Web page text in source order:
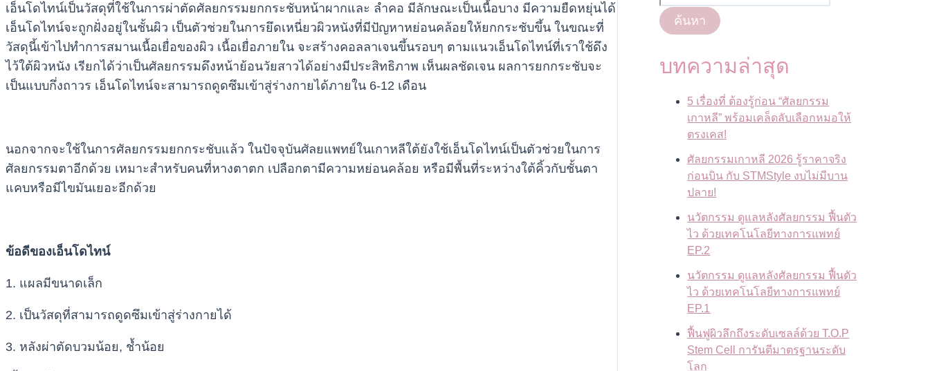
เอ็นโดไทน์เป็นวัสดุที่ใช้ในการผ่าตัดศัลยกรรมยกกระชับหน้าผากและ ลำคอ มีลักษณะเป็นเนื้อบาง มีความยืดหยุ่นได้
เอ็นโดไทน์จะถูกฝั่งอยู่ในชั้นผิว เป็นตัวช่วยในการยึดเหนี่ยวผิวหนังที่มีปัญหาหย่อนคล้อยให้ยกกระชับขึ้น ในขณะที่
วัสดุนี้เข้าไปทำการสมานเนื้อเยื่อของผิว เนื้อเยื่อภายใน จะสร้างคอลลาเจนขึ้นรอบๆ ตามแนวเอ็นโดไทน์ที่เราใช้ดึง
ไว้ใต้ผิวหนัง เรียกได้ว่าเป็นศัลยกรรมดึงหน้าย้อนวัยสาวได้อย่างมีประสิทธิภาพ เห็นผลชัดเจน ผลการยกกระชับจะ
เป็นแบบกึ่งถาวร เอ็นโดไทน์จะสามารถดูดซึมเข้าสู่ร่างกายได้ภายใน 6-12 เดือน
นอกจากจะใช้ในการศัลยกรรมยกกระชับแล้ว ในปัจจุบันศัลยแพทย์ในเกาหลีใต้ยังใช้เอ็นโดไทน์เป็นตัวช่วยในการ
ศัลยกรรมตาอีกด้วย เหมาะสำหรับคนที่หางตาตก เปลือกตามีความหย่อนคล้อย หรือมีพื้นที่ระหว่างใต้คิ้วกับชั้นตา
แคบหรือมีไขมันเยอะอีกด้วย
ข้อดีของเอ็นโดไทน์
1. แผลมีขนาดเล็ก
2. เป็นวัสดุที่สามารถดูดซึมเข้าสู่ร่างกายได้
3. หลังผ่าตัดบวมน้อย, ช้ำน้อย
ค้นหา
บทความล่าสุด
5 เรื่องที่ ต้องรู้ก่อน “ศัลยกรรม
เกาหลี” พร้อมเคล็ดลับเลือกหมอให้
ตรงเคส!
ศัลยกรรมเกาหลี 2026 รู้ราคาจริง
ก่อนบิน กับ STMStyle งบไม่มีบาน
ปลาย!
นวัตกรรม ดูแลหลังศัลยกรรม ฟื้นตัว
ไว ด้วยเทคโนโลยีทางการแพทย์
EP.2
นวัตกรรม ดูแลหลังศัลยกรรม ฟื้นตัว
ไว ด้วยเทคโนโลยีทางการแพทย์
EP.1
ฟื้นฟูผิวลึกถึงระดับเซลล์ด้วย T.O.P
Stem Cell การันตีมาตรฐานระดับ
โลก